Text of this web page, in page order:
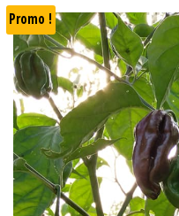
Promo !